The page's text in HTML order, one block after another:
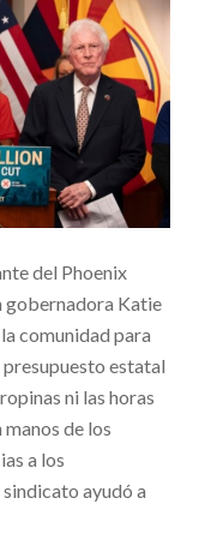
del Phoenix
gobernadora Katie
comunidad para
estatal
ni las horas
de los
a los
ayudó a